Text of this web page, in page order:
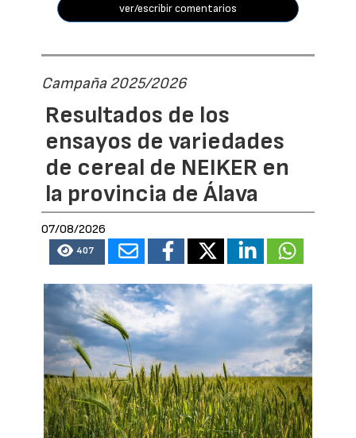
ver/escribir comentarios
Campaña 2025/2026
Resultados de los
ensayos de variedades
de cereal de NEIKER en
la provincia de Álava
07/08/2026
407